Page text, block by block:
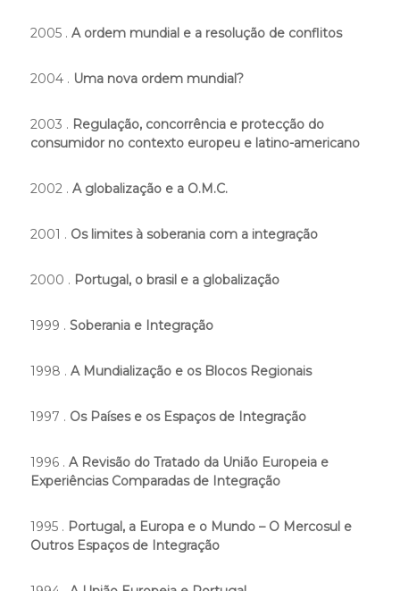
2005 . A ordem mundial e a resolução de conflitos
2004 . Uma nova ordem mundial?
2003 . Regulação, concorrência e protecção do
consumidor no contexto europeu e latino-americano
2002 . A globalização e a O.M.C.
2001 . Os limites à soberania com a integração
2000 . Portugal, o brasil e a globalização
1999 . Soberania e Integração
1998 . A Mundialização e os Blocos Regionais
1997 . Os Países e os Espaços de Integração
1996 . A Revisão do Tratado da União Europeia e
Experiências Comparadas de Integração
1995 . Portugal, a Europa e o Mundo – O Mercosul e
Outros Espaços de Integração